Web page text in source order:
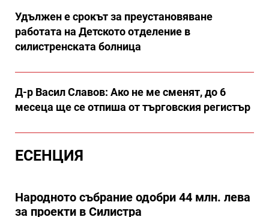
Удължен е срокът за преустановяване
работата на Детското отделение в
силистренската болница
Д-р Васил Славов: Ако не ме сменят, до 6
месеца ще се отпиша от търговския регистър
ЕСЕНЦИЯ
Народното събрание одобри 44 млн. лева
за проекти в Силистра